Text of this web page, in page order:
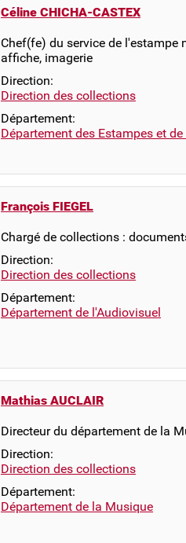
Céline CHICHA-CASTEX
Chef(fe) du service de l'estampe
affiche, imagerie
Direction:
Direction des collections
Département:
Département des Estampes et
François FIEGEL
Chargé de collections :
Direction:
Direction des collections
Département:
Département de l'Audiovisuel
Mathias AUCLAIR
Directeur du département de la
Direction:
Direction des collections
Département:
Département de la Musique